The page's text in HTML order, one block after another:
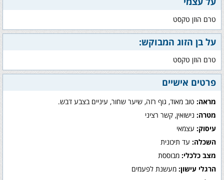
טרם הוזן טקסט
על בן הזוג המבוקש:
טרם הוזן טקסט
פרטים אישיים
מראה: טוב מאוד, גוף רזה, שיער שחור, עיניים בצבע דבש.
מטרה: נישואין, קשר רציני
עיסוק: עצמאי
השכלה: עד תיכונית
מצב כלכלי: מבוססת
הרגלי עישון: מעשנת לפעמים